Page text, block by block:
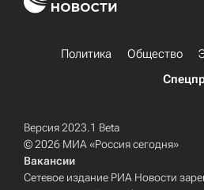
Политика Общество
Версия 2023.1 Beta
© 2026 МИА «Россия сегодня»
Вакансии
Сетевое издание РИА Новости